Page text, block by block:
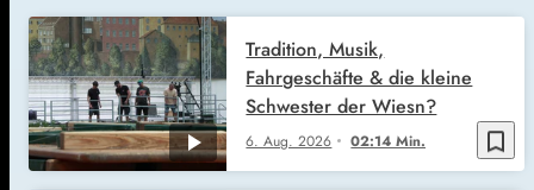
bookmark_border
6. Aug. 2026 02:14 Min.
Tradition, Musik,
Fahrgeschäfte & die kleine
Schwester der Wiesn?